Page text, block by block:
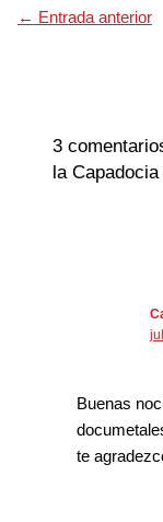
← Entrada anterior
3
la Capadocia
Buenas
te